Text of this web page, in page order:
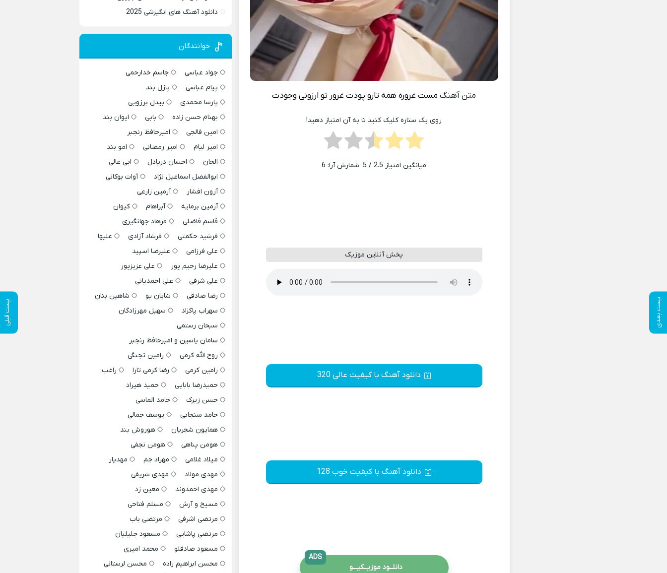
پست بعدی پست قبلی
متن آهنگ مست غروره همه تارو پودت غرور تو ارزونی وجودت
روی یک ستاره کلیک کنید تا به آن امتیاز دهید!
میانگین امتیاز 2.5/ 5. شمارش آرا: 6
پخش آنلاین موزیک
دانلود آهنگ با کیفیت عالی 320
دانلود آهنگ با کیفیت خوب 128
دانلــود موزیــکیـــو
ADS
دانلود آهنگ های انگیزشی 2025
خوانندگان
جواد عباسی
جاسم خدارحمی
پیام عباسی
پازل بند
پارسا محمدی
بیدل برزویی
بهنام حسن زاده
بابی
ایوان بند
امین فالجی
امیرحافظ رنجبر
امیر لیام
امیر رمضانی
امو بند
الجان
احسان دریادل
ابی عالی
ابوالفضل اسماعیل نژاد
آوات بوکانی
آرون افشار
آرمین زارعی
آرمین برمایه
آبراهام
کیوان
قاسم فاضلی
فرهاد جهانگیری
فرشید حکمتی
فرشاد آزادی
علیها
علی فرزامی
علیرضا اسپید
علیرضا رحیم پور
علی عزیزپور
علی شرفی
علی احمدیانی
رضا صادقی
شایان یو
شاهین بنان
سهراب پاکزاد
سهیل مهرزادگان
سبحان رستمی
سامان یاسین و امیرحافظ رنجبر
روح الله کرمی
رامین تجنگی
رامین کرمی
رضا کرمی تارا
راغب
حمیدرضا بابایی
حمید هیراد
حسن زیرک
حامد الماسی
حامد سنجابی
یوسف جمالی
همایون شجریان
هوروش بند
هومن پناهی
هومن نجفی
میلاد غلامی
مهراد جم
مهدیار
مهدی مولاد
مهدی شریفی
مهدی احمدوند
معین زد
مسیح و آرش
مسلم فتاحی
مرتضی اشرفی
مرتضی باب
مرتضی پاشایی
مسعود جلیلیان
مسعود صادقلو
محمد امیری
محسن ابراهیم زاده
محسن لرستانی